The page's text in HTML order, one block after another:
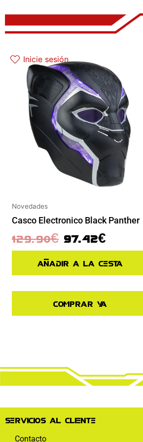
Inicie sesión
Novedades
Casco Electronico Black Panther
129.90€ 97.42€
Añadir a la cesta
Comprar ya
Servicios al cliente
Contacto